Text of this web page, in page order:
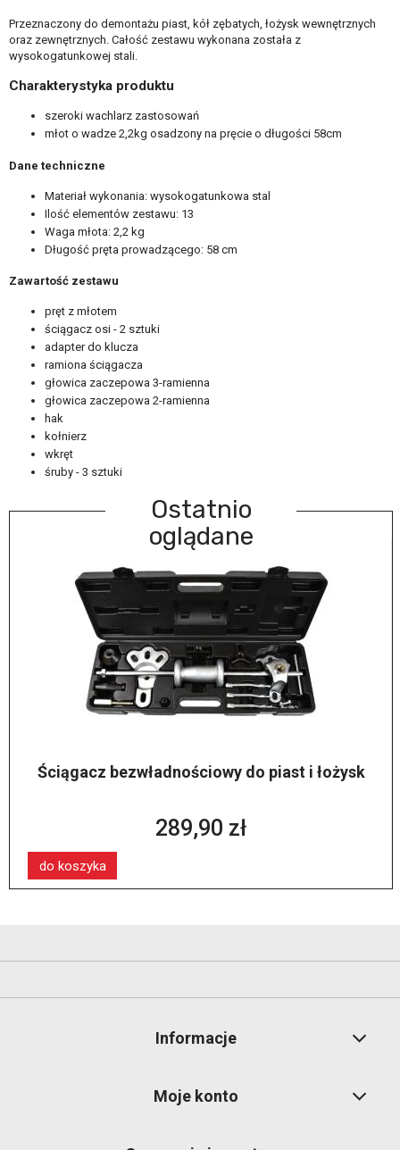
Przeznaczony do demontażu piast, kół zębatych, łożysk wewnętrznych
oraz zewnętrznych. Całość zestawu wykonana została z
wysokogatunkowej stali.
Charakterystyka produktu
szeroki wachlarz zastosowań
młot o wadze 2,2kg osadzony na pręcie o długości 58cm
Dane techniczne
Materiał wykonania: wysokogatunkowa stal
Ilość elementów zestawu: 13
Waga młota: 2,2 kg
Długość pręta prowadzącego: 58 cm
Zawartość zestawu
pręt z młotem
ściągacz osi - 2 sztuki
adapter do klucza
ramiona ściągacza
głowica zaczepowa 3-ramienna
głowica zaczepowa 2-ramienna
hak
kołnierz
wkręt
śruby - 3 sztuki
Ostatnio
oglądane
Ściągacz bezwładnościowy do piast i łożysk
289,90 zł
do koszyka
Informacje
Moje konto